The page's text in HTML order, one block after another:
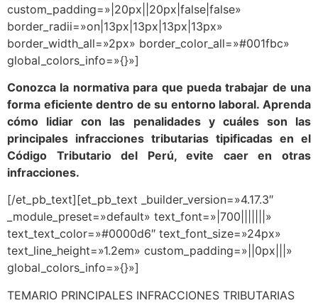
custom_padding=»|20px||20px|false|false»
border_radii=»on|13px|13px|13px|13px»
border_width_all=»2px» border_color_all=»#001fbc»
global_colors_info=»{}»]
Conozca la normativa para que pueda trabajar de una
forma eficiente dentro de su entorno laboral. Aprenda
cómo lidiar con las penalidades y cuáles son las
principales infracciones tributarias tipificadas en el
Código Tributario del Perú, evite caer en otras
infracciones.
[/et_pb_text][et_pb_text _builder_version=»4.17.3″
_module_preset=»default» text_font=»|700|||||||»
text_text_color=»#0000d6″ text_font_size=»24px»
text_line_height=»1.2em» custom_padding=»||0px|||»
global_colors_info=»{}»]
TEMARIO PRINCIPALES INFRACCIONES TRIBUTARIAS